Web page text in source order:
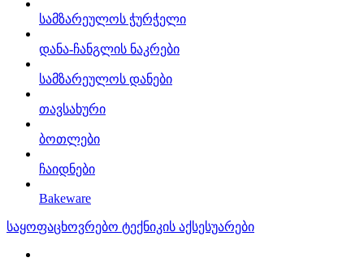
სამზარეულოს ჭურჭელი
დანა-ჩანგლის ნაკრები
სამზარეულოს დანები
თავსახური
ბოთლები
ჩაიდნები
Bakeware
საყოფაცხოვრებო ტექნიკის აქსესუარები